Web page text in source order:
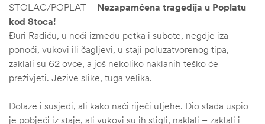
STOLAC/POPLAT – Nezapamćena tragedija u Poplatu
kod Stoca!
Đuri Radiću, u noći između petka i subote, negdje iza
ponoći, vukovi ili čagljevi, u staji poluzatvorenog tipa,
zaklali su 62 ovce, a još nekoliko naklanih teško će
preživjeti. Jezive slike, tuga velika.
Dolaze i susjedi, ali kako naći riječi utjehe. Dio stada uspio
je pobjeći iz staje, ali vukovi su ih stigli, naklali – zaklali i